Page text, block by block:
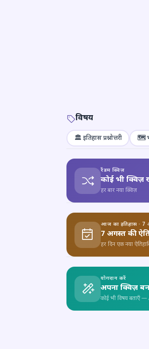
विषय
🏛️ इतिहास प्रश्नोत्तरी 🗺️
रैंडम क्विज़
कोई भी
हर बार नया क्विज़
आज का इतिहास · 7
7 अगस्त की
हर दिन एक नया
योगदान करें
अपना क्विज़
कोई भी विषय बताएँ